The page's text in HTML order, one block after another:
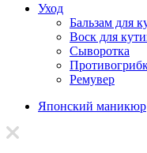
Уход
Бальзам для
Воск для
Сыворотка
Ремувер
Японский маникюр